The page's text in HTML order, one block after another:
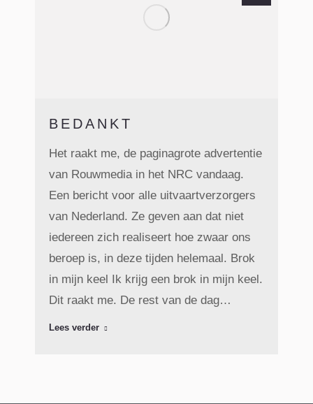
BEDANKT
Het raakt me, de paginagrote advertentie
van Rouwmedia in het NRC vandaag.
Een bericht voor alle uitvaartverzorgers
van Nederland. Ze geven aan dat niet
iedereen zich realiseert hoe zwaar ons
beroep is, in deze tijden helemaal. Brok
in mijn keel Ik krijg een brok in mijn keel.
Dit raakt me. De rest van de dag…
Lees verder